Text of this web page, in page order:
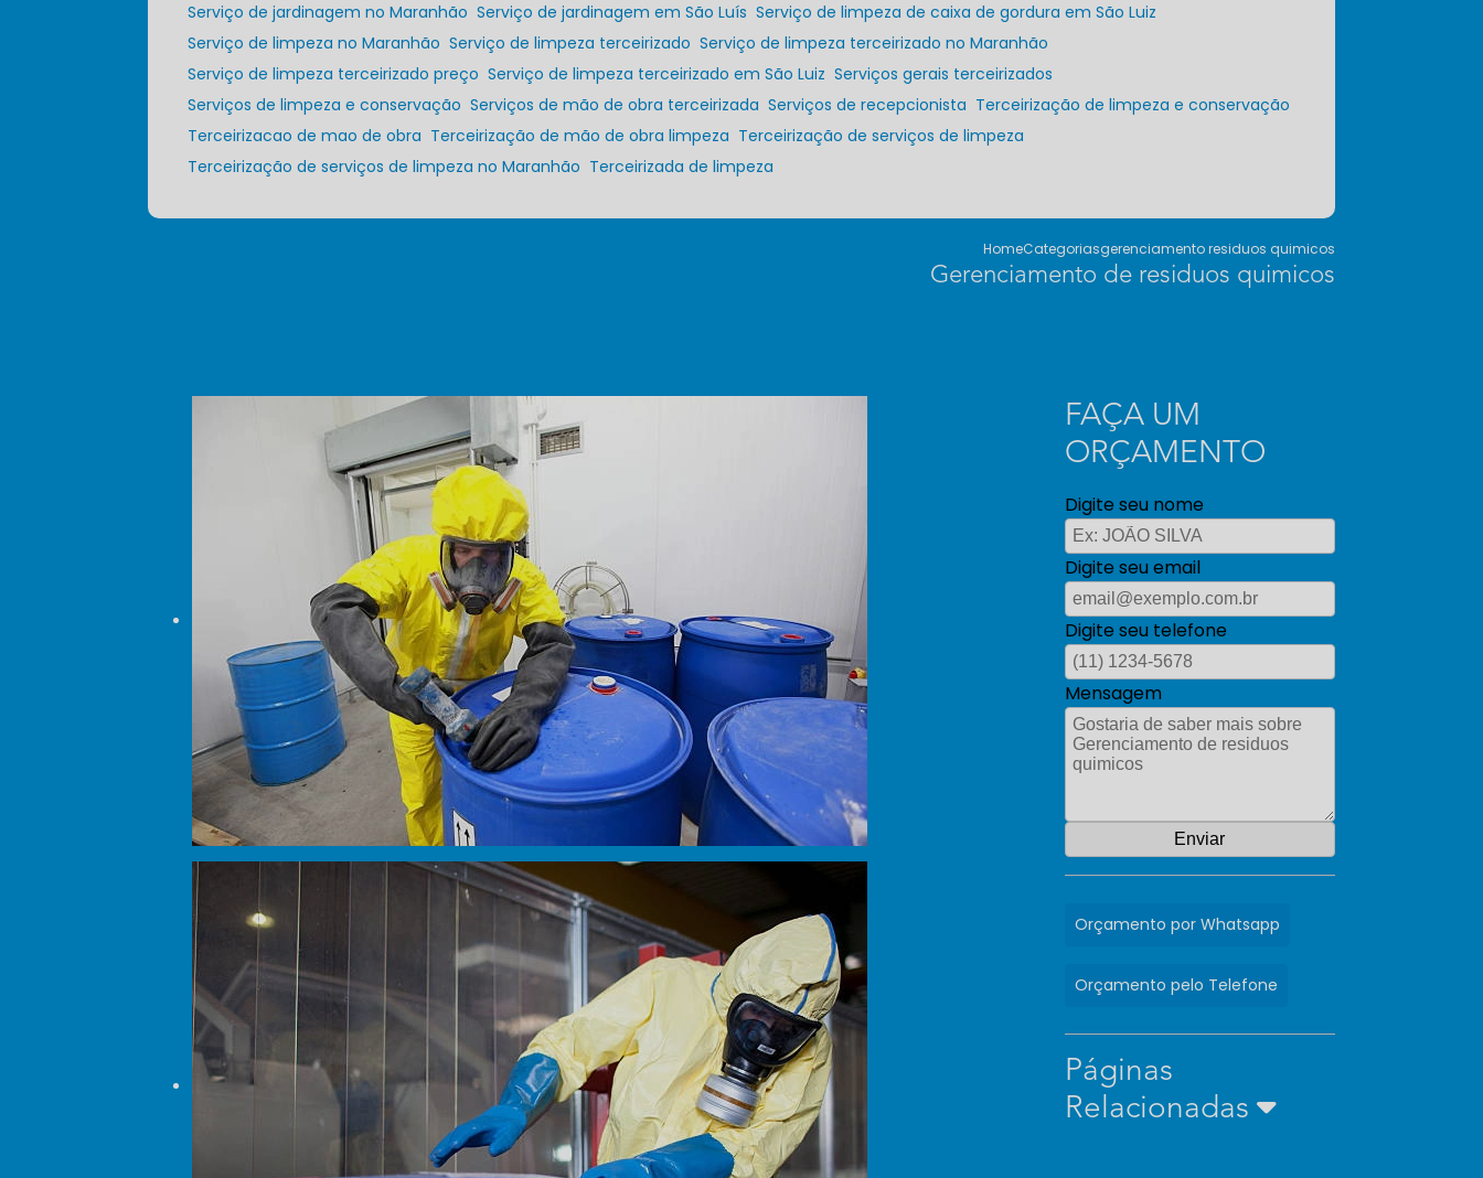
Serviço de jardinagem no Maranhão
Serviço de jardinagem em São Luís
Serviço de limpeza de caixa de gordura em São Luiz
Serviço de limpeza no Maranhão
Serviço de limpeza terceirizado
Serviço de limpeza terceirizado no Maranhão
Serviço de limpeza terceirizado preço
Serviço de limpeza terceirizado em São Luiz
Serviços gerais terceirizados
Serviços de limpeza e conservação
Serviços de mão de obra terceirizada Serviços de recepcionista
Terceirização de limpeza e conservação
Terceirizacao de mao de obra
Terceirização de mão de obra limpeza
Terceirização de serviços de limpeza
Terceirização de serviços de limpeza no Maranhão
Terceirizada de limpeza
HomeCategoriasgerenciamento residuos quimicos
Gerenciamento de residuos quimicos
FAÇA UM
ORÇAMENTO
Digite seu nome
Digite seu email
Digite seu telefone
Mensagem
Orçamento por Whatsapp
Orçamento pelo Telefone
Páginas
Relacionadas